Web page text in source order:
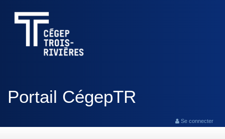
Portail CégepTR
Se connecter